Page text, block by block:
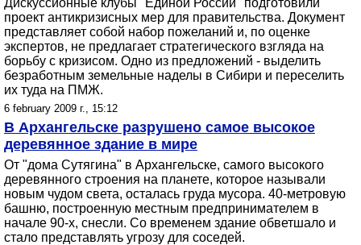
Дискуссионные клубы "Единой России" подготовили
проект антикризисных мер для правительства. Документ
представляет собой набор пожеланий и, по оценке
экспертов, не предлагает стратегического взгляда на
борьбу с кризисом. Одно из предложений - выделить
безработным земельные наделы в Сибири и переселить
их туда на ПМЖ.
6 february 2009 г., 15:12
В Архангельске разрушено самое высокое
деревянное здание в мире
От "дома Сутягина" в Архангельске, самого высокого
деревянного строения на планете, которое называли
новым чудом света, осталась груда мусора. 40-метровую
башню, построенную местным предпринимателем в
начале 90-х, снесли. Со временем здание обветшало и
стало представлять угрозу для соседей.